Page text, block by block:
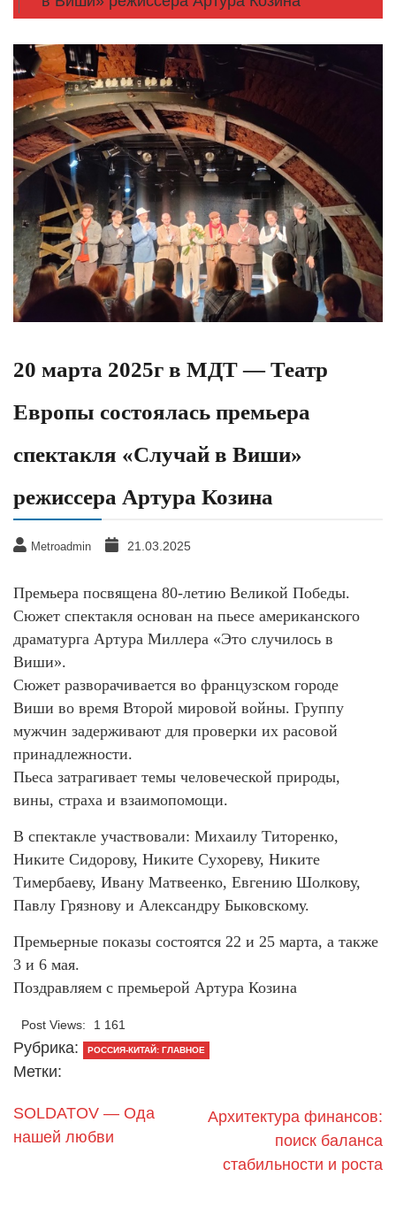
20 марта 2025г в МДТ — Театр
Европы состоялась премьера
спектакля «Случай в Виши»
режиссера Артура Козина
Metroadmin 21.03.2025
Премьера посвящена 80-летию Великой Победы.
Сюжет спектакля основан на пьесе американского
драматурга Артура Миллера «Это случилось в
Виши».
Сюжет разворачивается во французском городе
Виши во время Второй мировой войны. Группу
мужчин задерживают для проверки их расовой
принадлежности.
Пьеса затрагивает темы человеческой природы,
вины, страха и взаимопомощи.
В спектакле участвовали: Михаилу Титоренко,
Никите Сидорову, Никите Сухореву, Никите
Тимербаеву, Ивану Матвеенко, Евгению Шолкову,
Павлу Грязнову и Александру Быковскому.
Премьерные показы состоятся 22 и 25 марта, а также
3 и 6 мая.
Поздравляем с премьерой Артура Козина
Post Views: 1 161
Рубрика: РОССИЯ-КИТАЙ: ГЛАВНОЕ
Метки:
SOLDATOV — Ода
нашей любви
Архитектура финансов:
поиск баланса
стабильности и роста